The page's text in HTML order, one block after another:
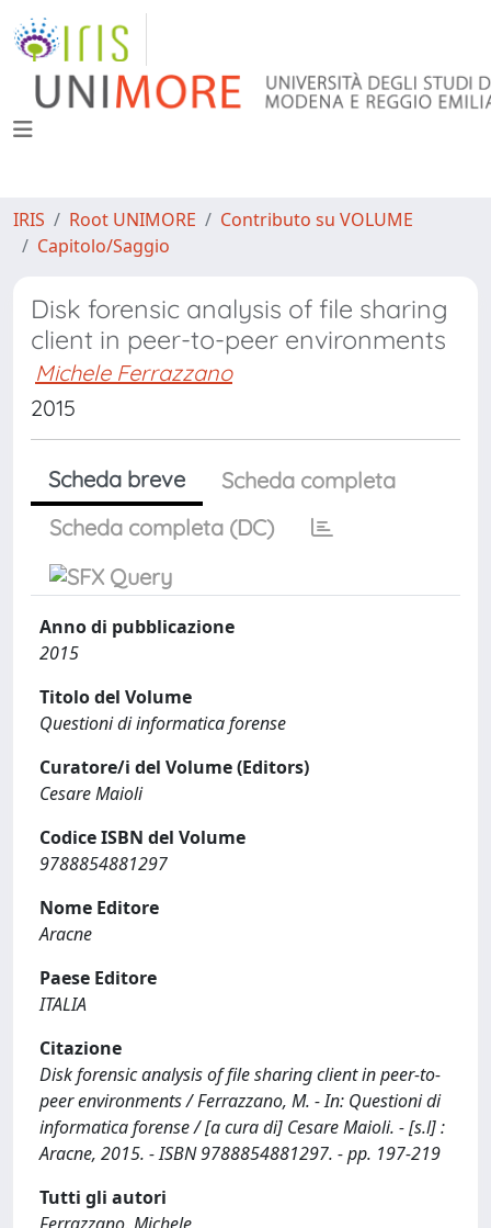
IRIS Root UNIMORE
Contributo su VOLUME
Capitolo/Saggio
Disk forensic analysis of file sharing
client in peer-to-peer environments
Michele Ferrazzano
2015
Scheda breve
Scheda completa
Scheda completa (DC)
Anno di pubblicazione
2015
Titolo del Volume
Questioni di informatica forense
Curatore/i del Volume (Editors)
Cesare Maioli
Codice ISBN del Volume
9788854881297
Nome Editore
Aracne
Paese Editore
ITALIA
Citazione
Disk forensic analysis of file sharing client in peer-to-
peer environments / Ferrazzano, M. - In: Questioni di
informatica forense / [a cura di] Cesare Maioli. - [s.l] :
Aracne, 2015. - ISBN 9788854881297. - pp. 197-219
Tutti gli autori